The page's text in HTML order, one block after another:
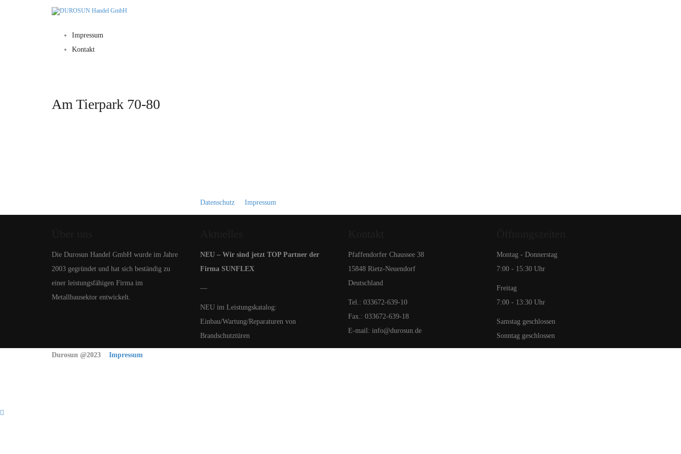
Impressum
Kontakt
Am Tierpark 70-80
Datenschutz Impressum
Die Durosun Handel GmbH wurde im Jahre
2003 gegründet und hat sich beständig zu
einer leistungsfähigen Firma im
Metallbausektor entwickelt.
NEU – Wir sind jetzt TOP Partner der
Firma SUNFLEX
—
NEU im Leistungskatalog:
Einbau/Wartung/Reparaturen von
Brandschutztüren
Pfaffendorfer Chaussee 38
15848 Rietz-Neuendorf
Deutschland
Tel.: 033672-639-10
Fax.: 033672-639-18
E-mail: info@durosun.de
Montag - Donnerstag
7:00 - 15:30 Uhr
Freitag
7:00 - 13:30 Uhr
Samstag geschlossen
Sonntag geschlossen
Durosun @2023 Impressum